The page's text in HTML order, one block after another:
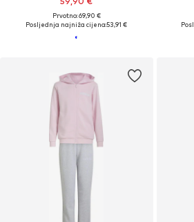
Prvotno: 69,90 €
Posljednja najniža cijena:53,91 €